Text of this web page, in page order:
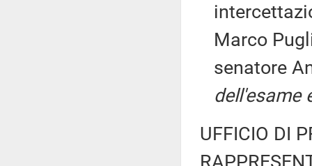
Marco
senatore
dell'esame
UFFICIO DI